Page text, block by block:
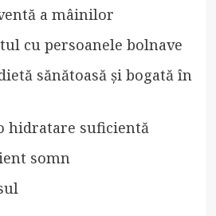
a mâinilor
cu persoanele bolnave
sănătoasă și bogată în
hidratare suficientă
somn